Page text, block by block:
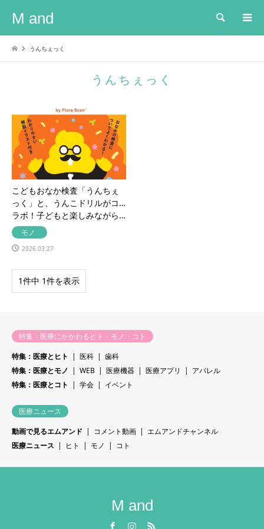
M and 検索
うんちぇっく
うんちぇっく
こどもおなか検査「うんちぇ
っく」と、うんこドリルがコ
ラボ！子どもと楽しみながら…
モノ
2026.03.27
1件中 1件を表示
特集：医療にかかわるヒト・モノ・コト
特集：医療とヒト
医科
歯科
特集：医療とモノ
WEB 医療機器 医療アプリ
アパレル
特集：医療とコト
学会 イベント
医療ニュース
動画で見るエムアンド
コメント動画
エムアンドチャンネル
医療ニュース
ヒト モノ コト
M and